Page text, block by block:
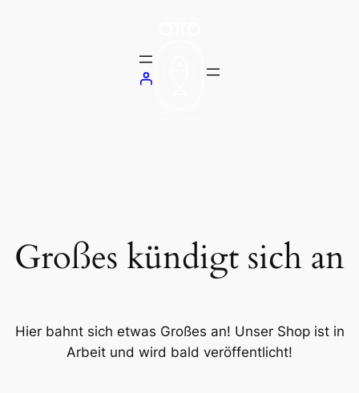
Großes kündigt sich an
Hier bahnt sich etwas Großes an! Unser Shop ist in
Arbeit und wird bald veröffentlicht!